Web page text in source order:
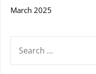
March 2025
FOR: